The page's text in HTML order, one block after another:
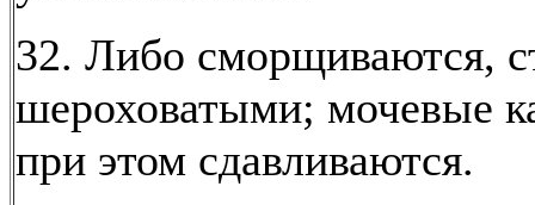
32. Либо сморщиваются,
шероховатыми; мочевые
при этом сдавливаются.